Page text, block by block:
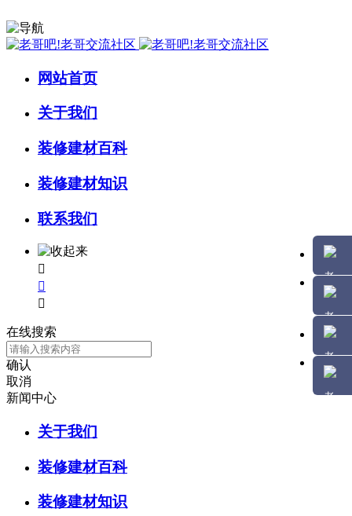
网站首页
关于我们
装修建材百科
装修建材知识
联系我们



在线搜索
确认
取消
新闻中心
关于我们
装修建材百科
装修建材知识